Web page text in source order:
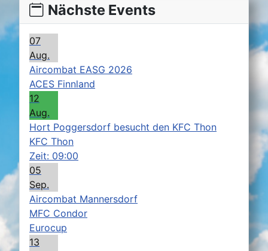
Nächste Events
07
Aug.
Aircombat EASG 2026
ACES Finnland
12
Aug.
Hort Poggersdorf besucht den KFC Thon
KFC Thon
Zeit: 09:00
05
Sep.
Aircombat Mannersdorf
MFC Condor
Eurocup
13